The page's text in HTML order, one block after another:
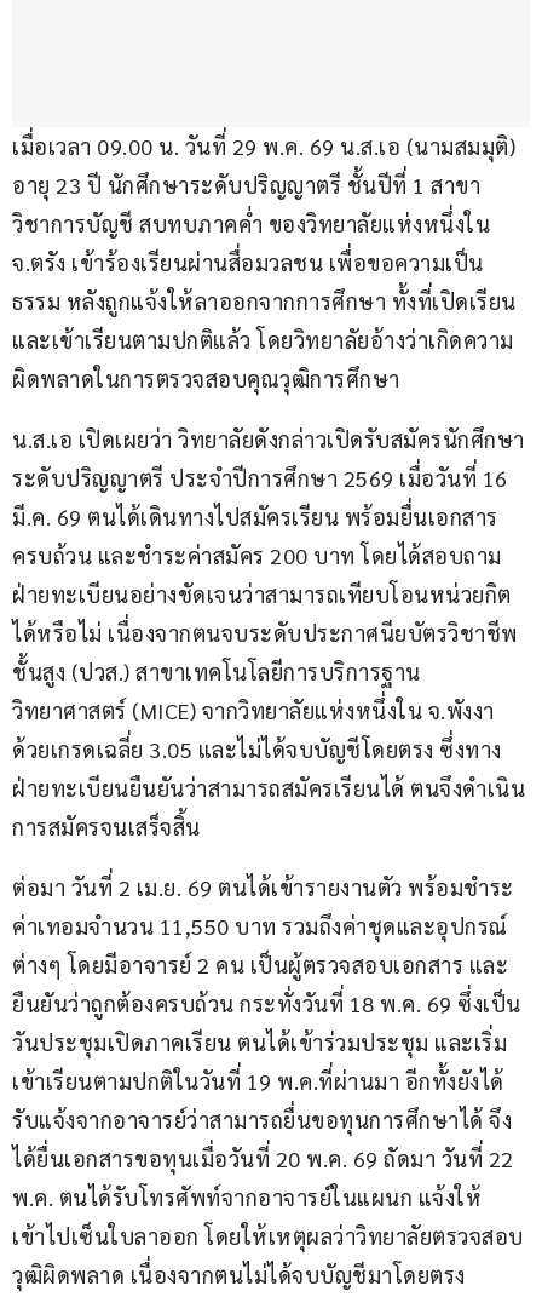
เมื่อเวลา 09.00 น. วันที่ 29 พ.ค. 69 น.ส.เอ (นามสมมุติ)
อายุ 23 ปี นักศึกษาระดับปริญญาตรี ชั้นปีที่ 1 สาขา
วิชาการบัญชี สบทบภาคค่ำ ของวิทยาลัยแห่งหนึ่งใน
จ.ตรัง เข้าร้องเรียนผ่านสื่อมวลชน เพื่อขอความเป็น
ธรรม หลังถูกแจ้งให้ลาออกจากการศึกษา ทั้งที่เปิดเรียน
และเข้าเรียนตามปกติแล้ว โดยวิทยาลัยอ้างว่าเกิดความ
ผิดพลาดในการตรวจสอบคุณวุฒิการศึกษา
น.ส.เอ เปิดเผยว่า วิทยาลัยดังกล่าวเปิดรับสมัครนักศึกษา
ระดับปริญญาตรี ประจำปีการศึกษา 2569 เมื่อวันที่ 16
มี.ค. 69 ตนได้เดินทางไปสมัครเรียน พร้อมยื่นเอกสาร
ครบถ้วน และชำระค่าสมัคร 200 บาท โดยได้สอบถาม
ฝ่ายทะเบียนอย่างชัดเจนว่าสามารถเทียบโอนหน่วยกิต
ได้หรือไม่ เนื่องจากตนจบระดับประกาศนียบัตรวิชาชีพ
ชั้นสูง (ปวส.) สาขาเทคโนโลยีการบริการฐาน
วิทยาศาสตร์ (MICE) จากวิทยาลัยแห่งหนึ่งใน จ.พังงา
ด้วยเกรดเฉลี่ย 3.05 และไม่ได้จบบัญชีโดยตรง ซึ่งทาง
ฝ่ายทะเบียนยืนยันว่าสามารถสมัครเรียนได้ ตนจึงดำเนิน
การสมัครจนเสร็จสิ้น
ต่อมา วันที่ 2 เม.ย. 69 ตนได้เข้ารายงานตัว พร้อมชำระ
ค่าเทอมจำนวน 11,550 บาท รวมถึงค่าชุดและอุปกรณ์
ต่างๆ โดยมีอาจารย์ 2 คน เป็นผู้ตรวจสอบเอกสาร และ
ยืนยันว่าถูกต้องครบถ้วน กระทั่งวันที่ 18 พ.ค. 69 ซึ่งเป็น
วันประชุมเปิดภาคเรียน ตนได้เข้าร่วมประชุม และเริ่ม
เข้าเรียนตามปกติในวันที่ 19 พ.ค.ที่ผ่านมา อีกทั้งยังได้
รับแจ้งจากอาจารย์ว่าสามารถยื่นขอทุนการศึกษาได้ จึง
ได้ยื่นเอกสารขอทุนเมื่อวันที่ 20 พ.ค. 69 ถัดมา วันที่ 22
พ.ค. ตนได้รับโทรศัพท์จากอาจารย์ในแผนก แจ้งให้
เข้าไปเซ็นใบลาออก โดยให้เหตุผลว่าวิทยาลัยตรวจสอบ
วุฒิผิดพลาด เนื่องจากตนไม่ได้จบบัญชีมาโดยตรง